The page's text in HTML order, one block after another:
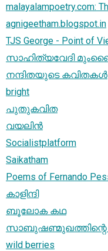
malayalampoetry.com:
agnigeetham.blogspot.in
TJS George - Point of
സാഹിത്യവേദി
നന്ദിതയുടെ കവിതകള്‍
bright
പുതുകവിത
വയലിന്‍
Socialistplatform
Saikatham
Poems of Fernando
കാളിന്ദി
ബൂലോക കഥ
wild berries